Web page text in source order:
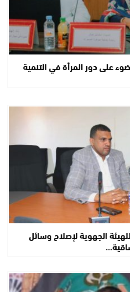
على دور المرأة في التنمية
الجهوية لإصلاح وسائل